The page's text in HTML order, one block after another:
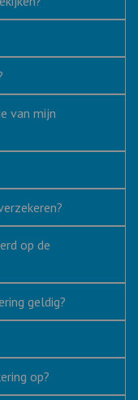
van mijn
op de
geldig?
op?